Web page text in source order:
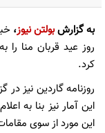
به گزارشبولتن نیوز،
روز عید قربان منا
کرد.
روزنامه گاردین نیز در
این آمار نیز بنا به
این مورد از سوی